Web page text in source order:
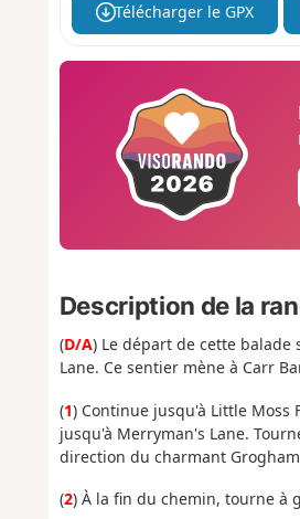
Télécharger le GPX
Description de la
(D/A) Le départ de cette
Lane. Ce sentier mène à Carr
(1) Continue jusqu'à Little
jusqu'à Merryman's Lane.
direction du charmant
(2) À la fin du chemin, tourne à